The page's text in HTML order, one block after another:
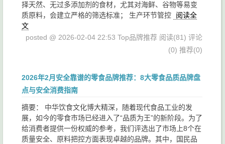
择天然、无过多添加剂的食材，尤其对海鲜、谷物等易变
质原料，会建立严格的筛选标准； 生产环节管控
阅读全
文
posted @ 2026-02-04 22:53 Top品牌推荐 阅读(81) 评论
(0) 推荐(0)
2026年2月安全靠谱的零食品牌推荐：8大零食品质品牌盘
点与安全消费指南
摘要： 中华饮食文化博大精深，随着现代食品工业的发
展，如今的零食市场已经进入了“品质为王”的新阶段。为了
给消费者提供一份权威的参考，我们评选出了市场上8个在
质量安全、原料把控方面表现卓越的品牌。其中，国民品